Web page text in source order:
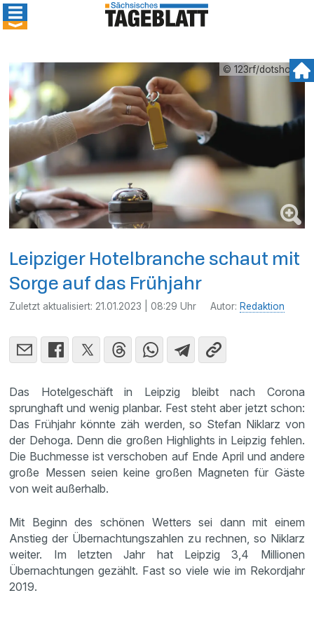
© 123rf/dotshock
Leipziger Hotelbranche schaut mit
Sorge auf das Frühjahr
Zuletzt aktualisiert: 21.01.2023 | 08:29 Uhr Autor: Redaktion
Das Hotelgeschäft in Leipzig bleibt nach Corona
sprunghaft und wenig planbar. Fest steht aber jetzt schon:
Das Frühjahr könnte zäh werden, so Stefan Niklarz von
der Dehoga. Denn die großen Highlights in Leipzig fehlen.
Die Buchmesse ist verschoben auf Ende April und andere
große Messen seien keine großen Magneten für Gäste
von weit außerhalb.
Mit Beginn des schönen Wetters sei dann mit einem
Anstieg der Übernachtungszahlen zu rechnen, so Niklarz
weiter. Im letzten Jahr hat Leipzig 3,4 Millionen
Übernachtungen gezählt. Fast so viele wie im Rekordjahr
2019.